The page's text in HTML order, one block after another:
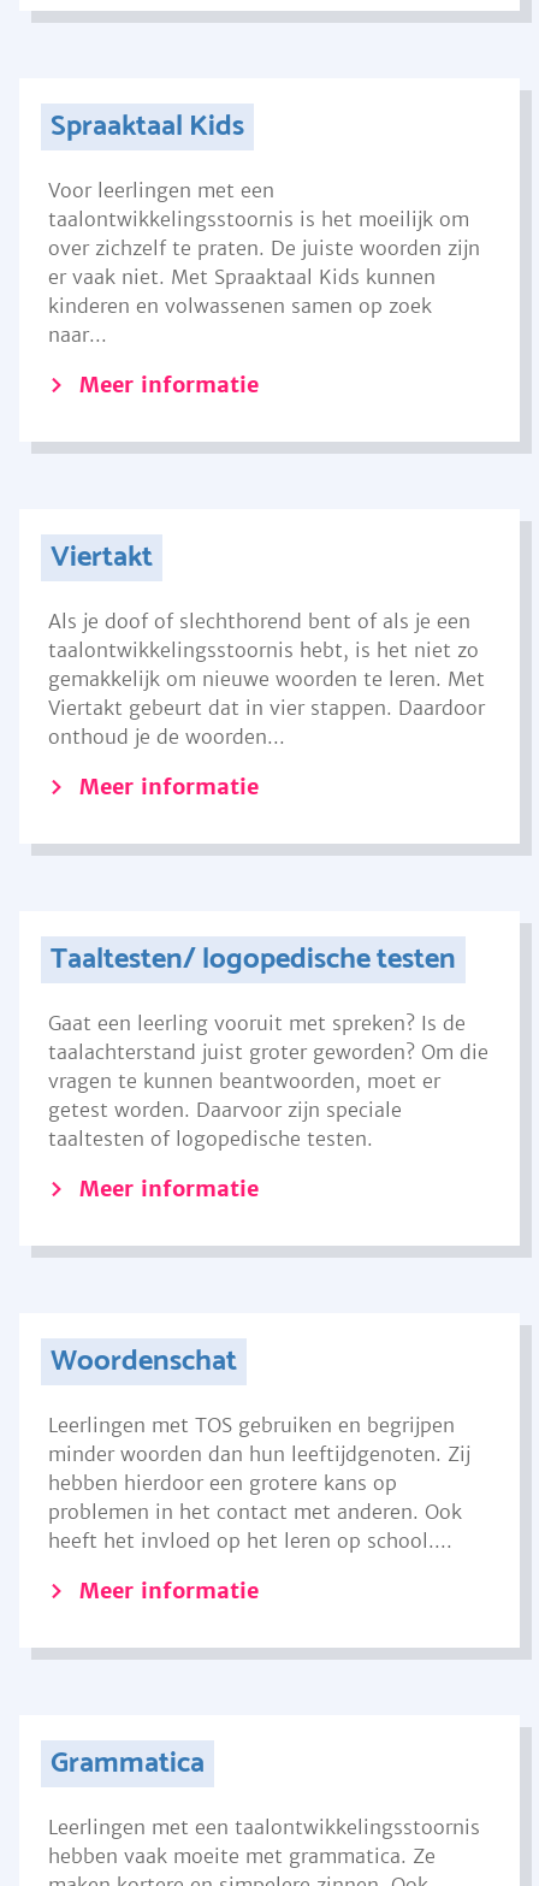
Spraaktaal Kids
Voor leerlingen met een
taalontwikkelingsstoornis is het moeilijk om
over zichzelf te praten. De juiste woorden zijn
er vaak niet. Met Spraaktaal Kids kunnen
kinderen en volwassenen samen op zoek
naar...
Meer informatie
Viertakt
Als je doof of slechthorend bent of als je een
taalontwikkelingsstoornis hebt, is het niet zo
gemakkelijk om nieuwe woorden te leren. Met
Viertakt gebeurt dat in vier stappen. Daardoor
onthoud je de woorden...
Meer informatie
Taaltesten/ logopedische testen
Gaat een leerling vooruit met spreken? Is de
taalachterstand juist groter geworden? Om die
vragen te kunnen beantwoorden, moet er
getest worden. Daarvoor zijn speciale
taaltesten of logopedische testen.
Meer informatie
Woordenschat
Leerlingen met TOS gebruiken en begrijpen
minder woorden dan hun leeftijdgenoten. Zij
hebben hierdoor een grotere kans op
problemen in het contact met anderen. Ook
heeft het invloed op het leren op school....
Meer informatie
Grammatica
Leerlingen met een taalontwikkelingsstoornis
hebben vaak moeite met grammatica. Ze